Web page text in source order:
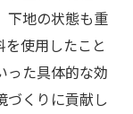
下地の状態も重
使用したこと
った具体的な効
づくりに貢献し